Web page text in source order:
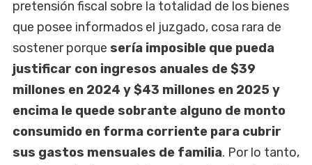
pretensión fiscal sobre la totalidad de los bienes
que posee informados el juzgado, cosa rara de
sostener porque sería imposible que pueda
justificar con ingresos anuales de $39
millones en 2024 y $43 millones en 2025 y
encima le quede sobrante alguno de monto
consumido en forma corriente para cubrir
sus gastos mensuales de familia. Por lo tanto,